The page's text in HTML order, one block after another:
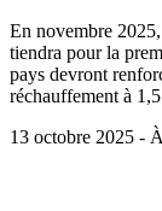
En novembre
tiendra pour la
pays devront
réchauffement à
13 octobre 2025 -